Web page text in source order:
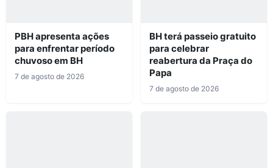
PBH apresenta ações
para enfrentar período
chuvoso em BH
7 de agosto de 2026
BH terá passeio gratuito
para celebrar
reabertura da Praça do
Papa
7 de agosto de 2026